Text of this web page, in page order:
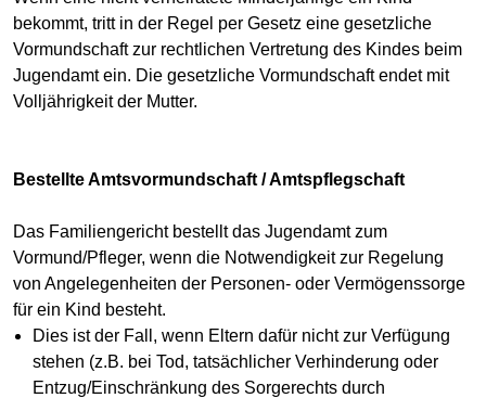
bekommt, tritt in der Regel per Gesetz eine gesetzliche
Vormundschaft zur rechtlichen Vertretung des Kindes beim
Jugendamt ein. Die gesetzliche Vormundschaft endet mit
Volljährigkeit der Mutter.
Bestellte Amtsvormundschaft / Amtspflegschaft
Das Familiengericht bestellt das Jugendamt zum
Vormund/Pfleger, wenn die Notwendigkeit zur Regelung
von Angelegenheiten der Personen- oder Vermögenssorge
für ein Kind besteht.
Dies ist der Fall, wenn Eltern dafür nicht zur Verfügung
stehen (z.B. bei Tod, tatsächlicher Verhinderung oder
Entzug/Einschränkung des Sorgerechts durch